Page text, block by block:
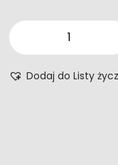
Dodaj do Listy